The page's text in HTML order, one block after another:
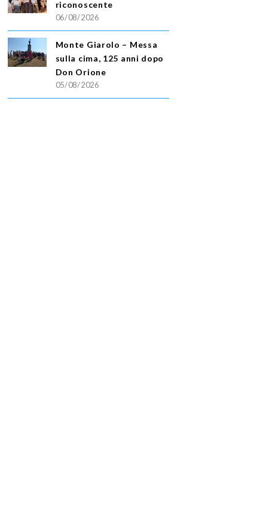
riconoscente
06/08/2026
Monte Giarolo – Messa
sulla cima, 125 anni dopo
Don Orione
05/08/2026